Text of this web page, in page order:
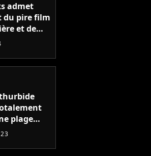
admet
du pire film
et de
de
cinéma :
les
jamais
plage
ne
que
à le